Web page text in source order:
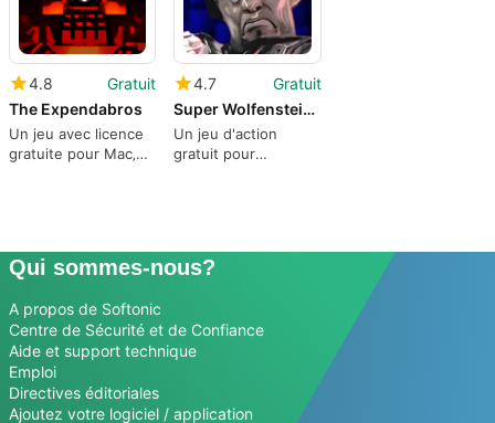
4.8
Gratuit
The Expendabros
Un jeu avec licence
gratuite pour Mac‚
4.7
Gratuit
Super Wolfenstein HD
Un jeu d'action
gratuit pour
Qui sommes-nous?
A propos de Softonic
Centre de Sécurité et de Confiance
Aide et support technique
Emploi
Directives éditoriales
Ajoutez votre logiciel / application